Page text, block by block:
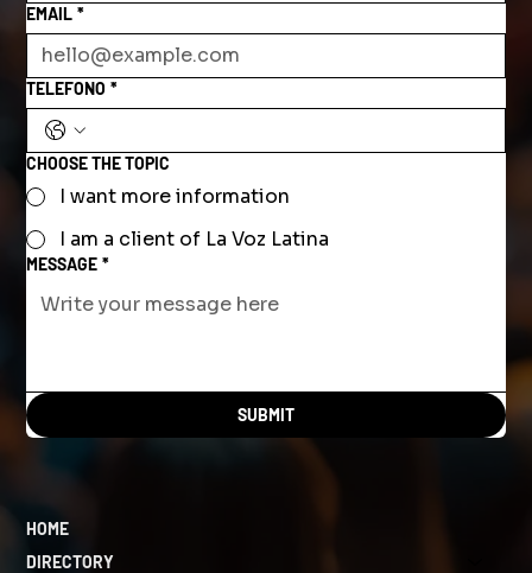
EMAIL *
TELEFONO *
CHOOSE THE TOPIC
I want more information
I am a client of La Voz Latina
MESSAGE *
SUBMIT
HOME
DIRECTORY